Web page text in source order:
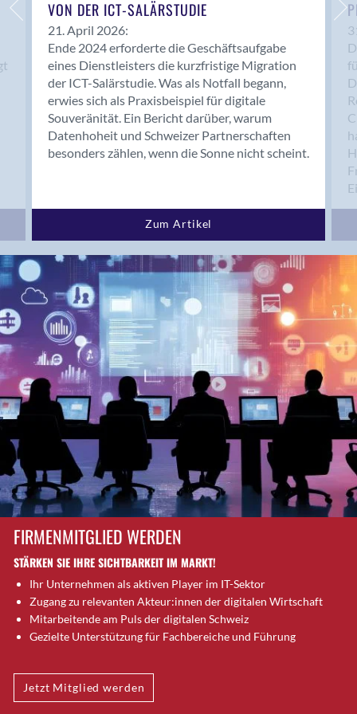
Bern 15
Bern 22
Bern 65
Bern 9
Bern-Zollikofen
Biel/Bienne
Binningen
Bolligen
Bremgarten bei Bern
Brig
Brig-Glis
Bronschhofen
Brugg
Brugg AG
Brütten
Bubendorf
Bubikon
Burgdorf
Bäretswil
Bülach
Cazis
Cham
Chur
Crissier
Davos Platz
Dietikon
Dietlikon
VON DER ICT-SALÄRSTUDIE
21. April 2026:
Ende 2024 erforderte die Geschäftsaufgabe
eines Dienstleisters die kurzfristige Migration
der ICT-Salärstudie. Was als Notfall begann,
erwies sich als Praxisbeispiel für digitale
Souveränität. Ein Bericht darüber, warum
Datenhoheit und Schweizer Partnerschaften
besonders zählen, wenn die Sonne nicht scheint.
Zum Artikel
FIRMENMITGLIED WERDEN
STÄRKEN SIE IHRE SICHTBARKEIT IM MARKT!
Ihr Unternehmen als aktiven Player im IT-Sektor
Zugang zu relevanten Akteur:innen der digitalen Wirtschaft
Mitarbeitende am Puls der digitalen Schweiz
Gezielte Unterstützung für Fachbereiche und Führung
Jetzt Mitglied werden